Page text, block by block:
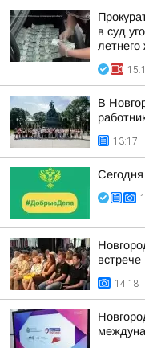
в суд
В
13:17
14:18